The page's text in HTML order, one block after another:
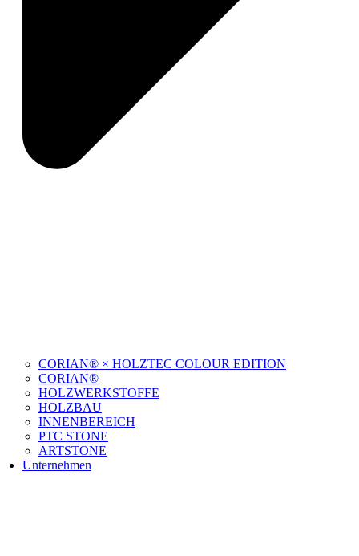
CORIAN® × HOLZTEC COLOUR EDITION
CORIAN®
HOLZWERKSTOFFE
HOLZBAU
INNENBEREICH
PTC STONE
ARTSTONE
Unternehmen